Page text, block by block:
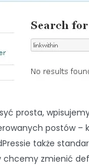
prosta,
postów –
także
chcemy zmienić